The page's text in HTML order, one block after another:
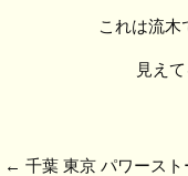
これは流木
見え
←千葉 東京 パワース